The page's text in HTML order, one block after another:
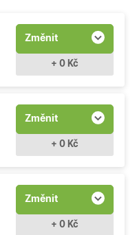
Změnit
+ 0 Kč
Změnit
+ 0 Kč
Změnit
+ 0 Kč